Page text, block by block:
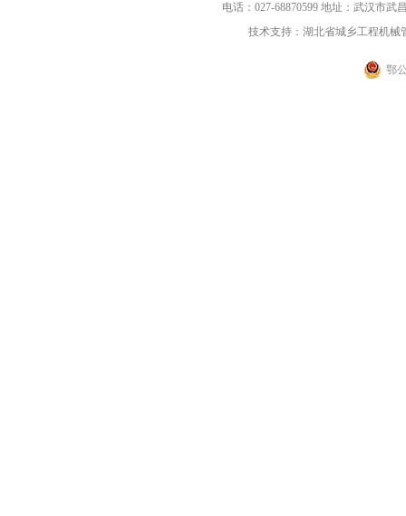
电话：027-68870599 地址：武汉市
技术支持：湖北省城乡工程机
鄂